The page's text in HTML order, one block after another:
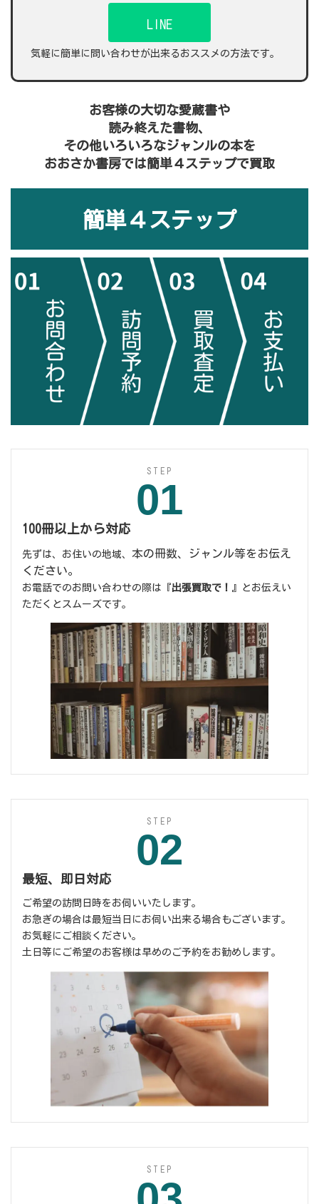
LINE
気軽に簡単に問い合わせが出来るおススメの方法です。
お客様の大切な愛蔵書や
読み終えた書物、
その他いろいろなジャンルの本を
おおさか書房では簡単４ステップで買取
簡単４ステップ
STEP
01
100冊以上から対応
先ずは、お住いの地域、 本の冊数、ジャンル等をお伝え
ください。
お電話でのお問い合わせの際は『出張買取で！ 』とお伝えい
ただくとスムーズです。
STEP
02
最短、即日対応
ご希望の訪問日時をお伺いいたします。
お急ぎの場合は最短当日にお伺い出来る場合もございます。
お気軽にご相談ください。
土日等にご希望のお客様は早めのご予約をお勧めします。
STEP